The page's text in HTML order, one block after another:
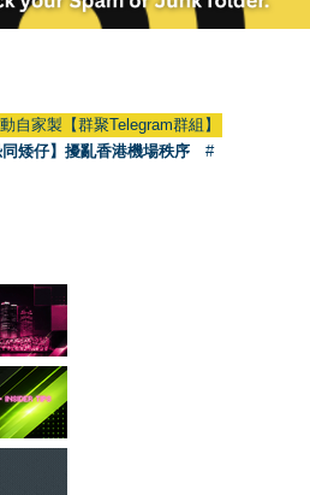
製【群聚Telegram群組】 HKGAY.net
矮仔】擾亂香港機場秩序
#